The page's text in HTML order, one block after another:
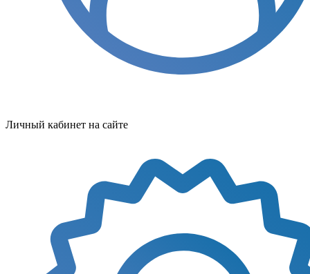
Личный кабинет на сайте